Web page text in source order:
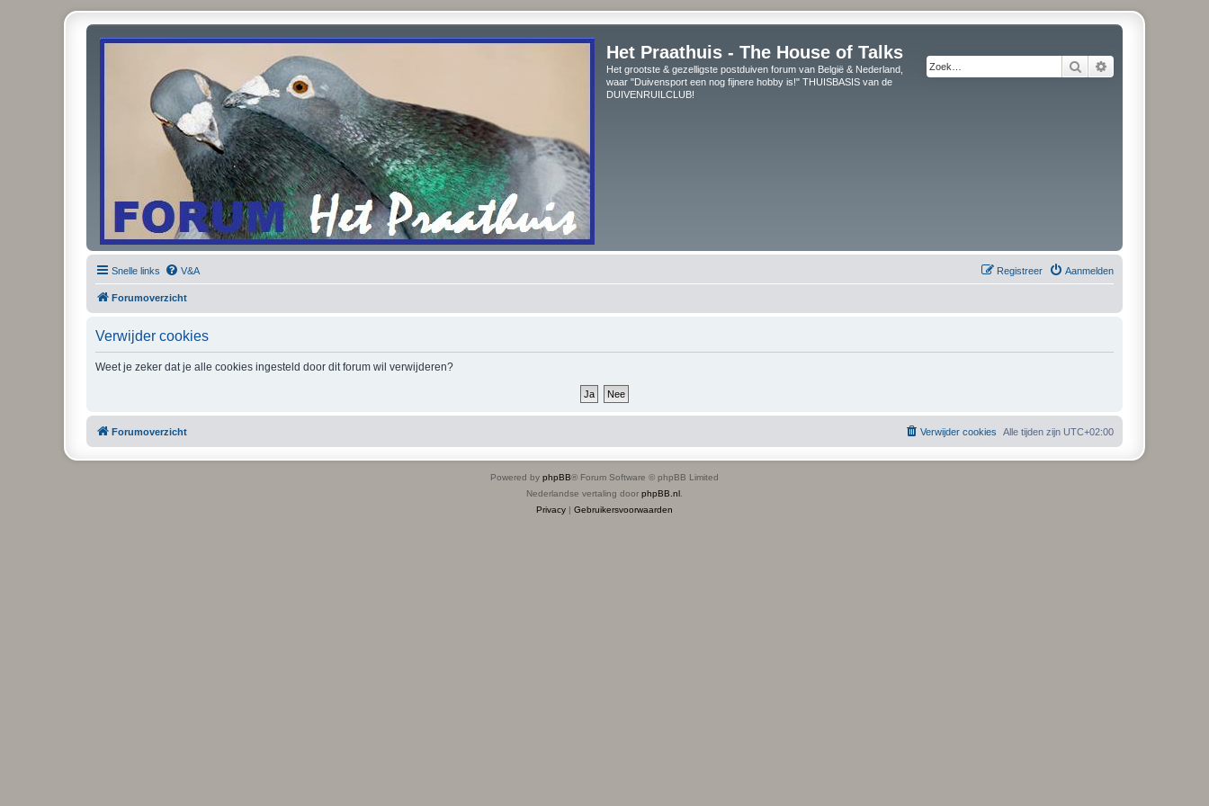
Het Praathuis - The House of Talks
Het grootste & gezelligste postduiven forum van België & Nederland,
waar "Duivensport een nog fijnere hobby is!" THUISBASIS van de
DUIVENRUILCLUB!
Zoek
Snelle links V&A Aanmelden
Registreer
Forumoverzicht
Verwijder cookies
Weet je zeker dat je alle cookies ingesteld door dit forum wil verwijderen?
Forumoverzicht Alle tijden zijn UTC+02:00
Verwijder cookies
Powered by phpBB® Forum Software © phpBB Limited
Nederlandse vertaling door phpBB.nl
Privacy | Gebruikersvoorwaarden